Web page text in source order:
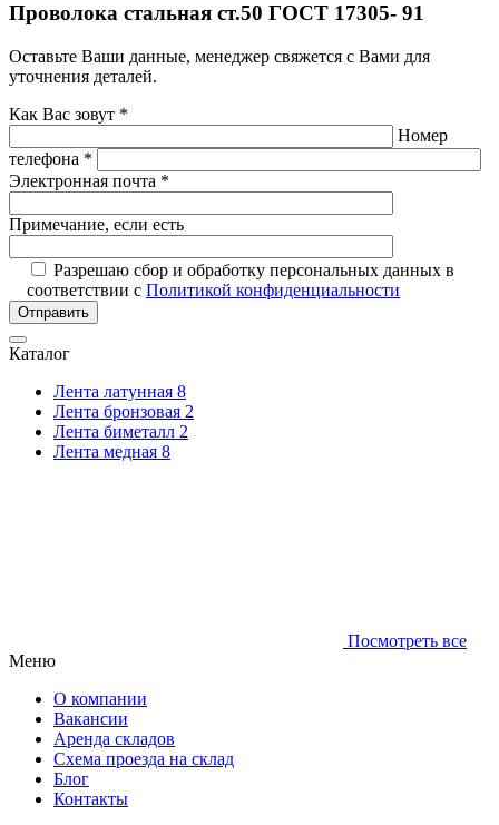
Проволока стальная ст.50 ГОСТ 17305- 91
Оставьте Ваши данные, менеджер свяжется с Вами для
уточнения деталей.
Как Вас зовут *
Номер
телефона *
Электронная почта *
Примечание, если есть
Разрешаю сбор и обработку персональных данных в
соответствии с Политикой конфиденциальности
Отправить
Каталог
Лента латунная 8
Лента бронзовая 2
Лента биметалл 2
Лента медная 8
Посмотреть все
Меню
О компании
Вакансии
Аренда складов
Схема проезда на склад
Блог
Контакты